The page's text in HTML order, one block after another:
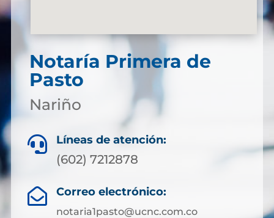
Notaría Primera de
Pasto
Nariño
 Líneas de atención:
(602) 7212878
 Correo electrónico:
notaria1pasto@ucnc.com.co